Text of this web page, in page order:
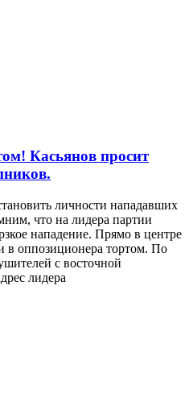
Касьянов просит
личности нападавших
что на лидера партии
нападение. Прямо в центре
в оппозиционера тортом. По
с восточной
лидера